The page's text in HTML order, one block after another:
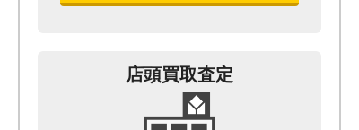
店頭買取査定